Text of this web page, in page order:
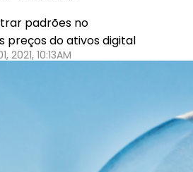
padrões no
do ativos digital
10:13AM